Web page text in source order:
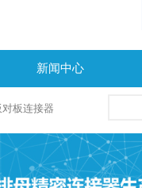
新闻中心
对板连接器